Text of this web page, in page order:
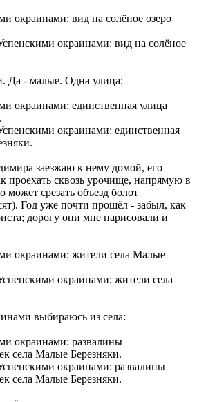
окраинами: вид на солёное
Да - малые. Одна улица:
окраинами: единственная
заезжаю к нему домой, его
проехать сквозь урочище, напрямую в
срезать объезд болот
Год уже почти прошёл - забыл, как
дорогу они мне нарисовали и
окраинами: жители села
выбираюсь из села:
окраинами: развалины
села Малые Березняки.